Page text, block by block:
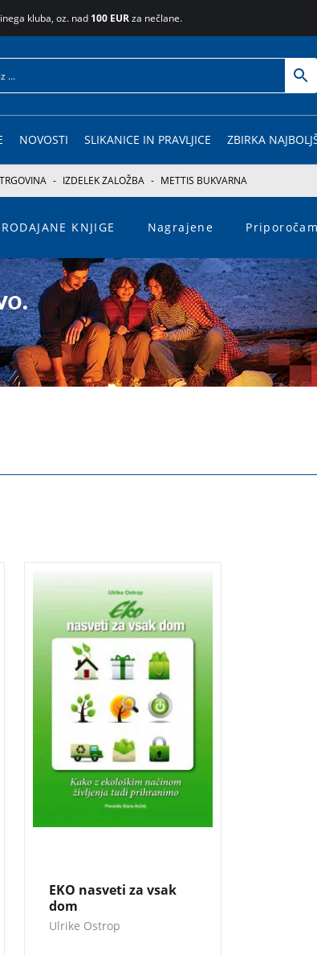
kluba, oz. nad 100 EURza nečlane.
NOVOSTI SLIKANICE IN PRAVLJICE ZBIRKA
TRGOVINA - IZDELEK ZALOŽBA - METTIS BUKVARNA
KNJIGE Nagrajene
Kdor bo varčno in okolju
prijazno vodil svoje
gospodinjstvo, ne bo
prijazen le do okolja,
temveč tudi do samega
sebe, do svojega zdravja in
končno tudi do svojega
»žepa«. Nasveti v tej knjigi
vam bodo pri tem EKO
podvigu v veliko pomoč.
EKO nasveti za vsak
dom
Ulrike Ostrop